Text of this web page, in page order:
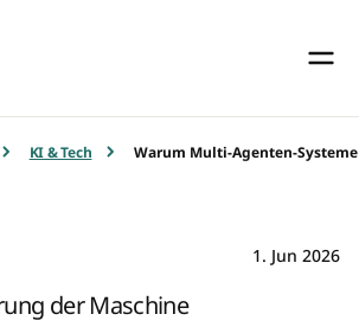
KI & Tech Warum Multi-Agenten-
1. Jun 2026
der Maschine